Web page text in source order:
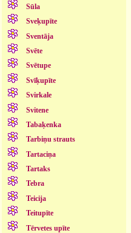
Sūla
Sveķupīte
Sventāja
Svēte
Svētupe
Svīķupīte
Svirkale
Svitene
Tabaķenka
Tarbiņu strauts
Tartaciņa
Tartaks
Tebra
Teicija
Teitupīte
Tērvetes upīte